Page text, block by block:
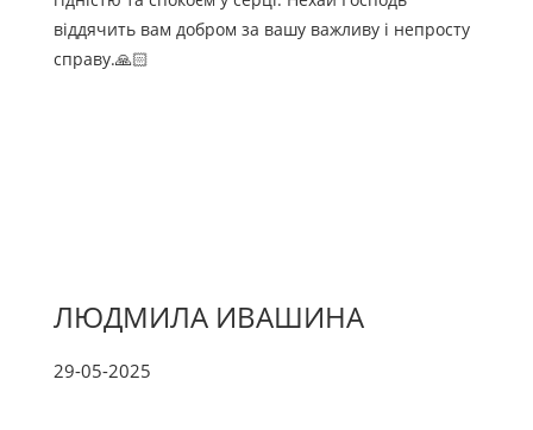
віддячить вам добром за вашу важливу і непросту
справу.🙏🏻
ЛЮДМИЛА ИВАШИНА
29-05-2025